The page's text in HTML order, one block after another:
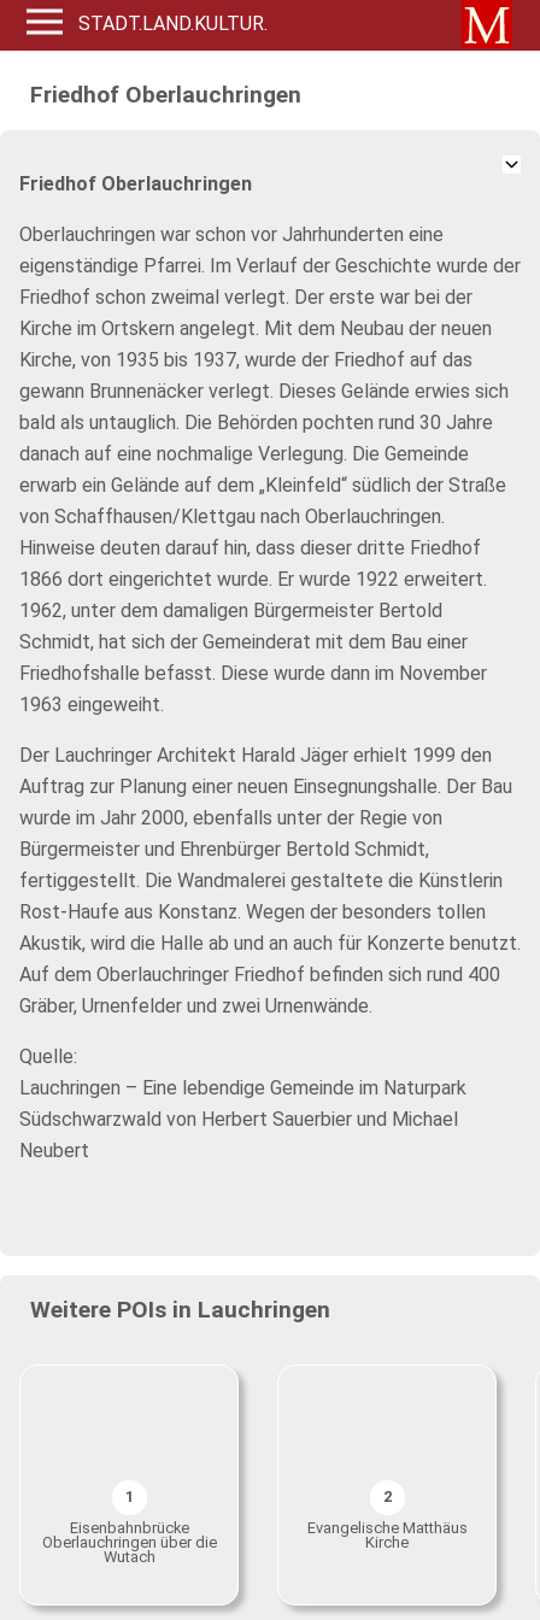
STADT.LAND.KULTUR.
Friedhof Oberlauchringen
Friedhof Oberlauchringen
Oberlauchringen war schon vor Jahrhunderten eine
eigenständige Pfarrei. Im Verlauf der Geschichte wurde der
Friedhof schon zweimal verlegt. Der erste war bei der
Kirche im Ortskern angelegt. Mit dem Neubau der neuen
Kirche, von 1935 bis 1937, wurde der Friedhof auf das
gewann Brunnenäcker verlegt. Dieses Gelände erwies sich
bald als untauglich. Die Behörden pochten rund 30 Jahre
danach auf eine nochmalige Verlegung. Die Gemeinde
erwarb ein Gelände auf dem „Kleinfeld“ südlich der Straße
von Schaffhausen/Klettgau nach Oberlauchringen.
Hinweise deuten darauf hin, dass dieser dritte Friedhof
1866 dort eingerichtet wurde. Er wurde 1922 erweitert.
1962, unter dem damaligen Bürgermeister Bertold
Schmidt, hat sich der Gemeinderat mit dem Bau einer
Friedhofshalle befasst. Diese wurde dann im November
1963 eingeweiht.
Der Lauchringer Architekt Harald Jäger erhielt 1999 den
Auftrag zur Planung einer neuen Einsegnungshalle. Der Bau
wurde im Jahr 2000, ebenfalls unter der Regie von
Bürgermeister und Ehrenbürger Bertold Schmidt,
fertiggestellt. Die Wandmalerei gestaltete die Künstlerin
Rost-Haufe aus Konstanz. Wegen der besonders tollen
Akustik, wird die Halle ab und an auch für Konzerte benutzt.
Auf dem Oberlauchringer Friedhof befinden sich rund 400
Gräber, Urnenfelder und zwei Urnenwände.
Quelle:
Lauchringen – Eine lebendige Gemeinde im Naturpark
Südschwarzwald von Herbert Sauerbier und Michael
Neubert
Weitere POIs in Lauchringen
1
Eisenbahnbrücke
Oberlauchringen über die
Wutach
2
Evangelische Matthäus
Kirche